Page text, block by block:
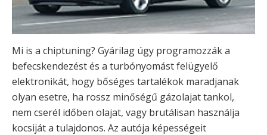
Mi is a chiptuning? Gyárilag úgy programozzák a
befecskendezést és a turbónyomást felügyelő
elektronikát, hogy bőséges tartalékok maradjanak
olyan esetre, ha rossz minőségű gázolajat tankol,
nem cserél időben olajat, vagy brutálisan használja
kocsiját a tulajdonos. Az autója képességeit